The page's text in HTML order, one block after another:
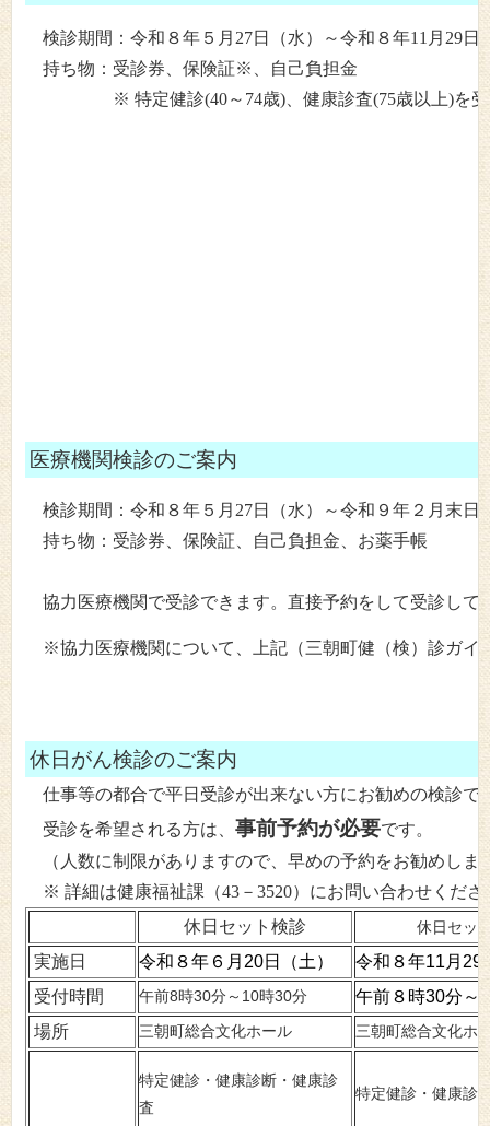
検診期間：令和８年５月27日（水）～令和８年11月29日
持ち物：受診券、保険証※、自己負担金
※ 特定健診(40～74歳)、健康診査(75歳以上)を受診
医療機関検診のご案内
検診期間：令和８年５月27日（水）～令和９年２月末日
持ち物：受診券、保険証、自己負担金、お薬手帳
協力医療機関で受診できます。直接予約をして受診して
※協力医療機関について、上記（三朝町健（検）診ガイ
休日がん検診のご案内
仕事等の都合で平日受診が出来ない方にお勧めの検診で
受診を希望される方は、 事前予約が必要です。
（人数に制限がありますので、早めの予約をお勧めしま
※ 詳細は健康福祉課（43－3520）にお問い合わせくだ
休日セット検診
休日セッ
実施日 令和８年６月20日（土）
令和８年11月29
受付時間
午前8時30分～10時30分
午前８時30分～
場所
三朝町総合文化ホール 三朝町総合文化ホ
特定健診・健康診断・健康診
査
特定健診・健康診